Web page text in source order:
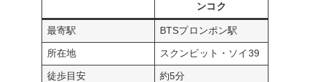
ンコク
最寄駅 BTSプロンポン駅
所在地 スクンビット・ソイ39
徒歩目安 約5分